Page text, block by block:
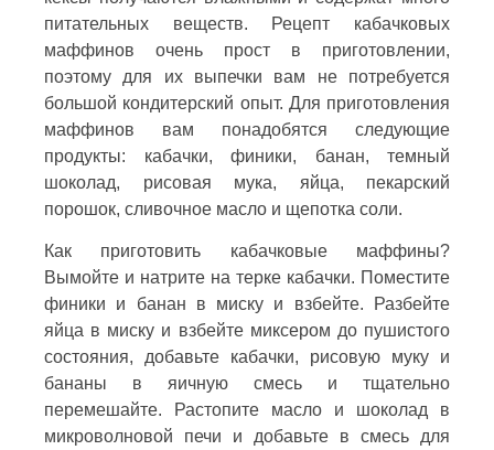
питательных веществ. Рецепт кабачковых
маффинов очень прост в приготовлении,
поэтому для их выпечки вам не потребуется
большой кондитерский опыт. Для приготовления
маффинов вам понадобятся следующие
продукты: кабачки, финики, банан, темный
шоколад, рисовая мука, яйца, пекарский
порошок, сливочное масло и щепотка соли.
Как приготовить кабачковые маффины?
Вымойте и натрите на терке кабачки. Поместите
финики и банан в миску и взбейте. Разбейте
яйца в миску и взбейте миксером до пушистого
состояния, добавьте кабачки, рисовую муку и
бананы в яичную смесь и тщательно
перемешайте. Растопите масло и шоколад в
микроволновой печи и добавьте в смесь для